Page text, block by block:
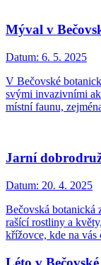
Mýval v
Datum: 6. 5. 2025
V Bečovské
svými invazivními
místní faunu,
Jarní
Datum: 20. 4. 2025
Bečovská botanická
rašící rostliny a
křížovce, kde na vás